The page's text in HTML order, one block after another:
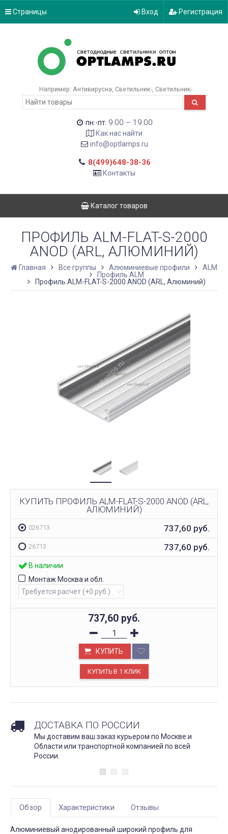
Страницы Вход Регистрация
Например: Антивирусна Светильник- Светильник-
пн.-пт. 9:00 – 19:00
Как нас найти
info@optlamps.ru
8(499)648-38-36
Контакты
Каталог товаров
ПРОФИЛЬ ALM-FLAT-S-2000
ANOD (ARL, АЛЮМИНИЙ)
Главная Все группы Алюминиевые профили
ALM
Профиль ALM
Профиль ALM-FLAT-S-2000 ANOD (ARL, Алюминий)
КУПИТЬ ПРОФИЛЬ ALM-FLAT-S-2000 ANOD (ARL,
АЛЮМИНИЙ)
026713 737,60 руб.
26713 737,60 руб.
В наличии
Монтаж Москва и обл.
737,60 руб.
КУПИТЬ
ДОСТАВКА ПО РОССИИ
Мы доставим ваш заказ курьером по Москве и
Области или транспортной компанией по всей
России.
Обзор Характеристики Отзывы
Алюминиевый анодированный широкий профиль для